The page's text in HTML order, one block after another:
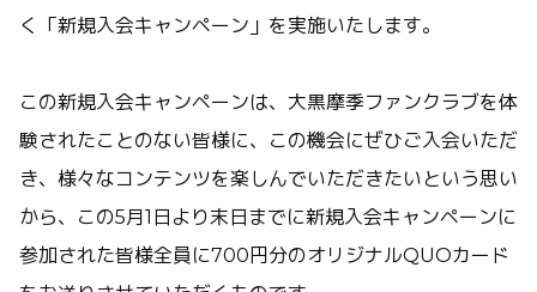
く「新規入会キャンペーン」を実施いたします。
この新規入会キャンペーンは、大黒摩季ファンクラブを体
験されたことのない皆様に、この機会にぜひご入会いただ
き、様々なコンテンツを楽しんでいただきたいという思い
から、この5月1日より末日までに新規入会キャンペーンに
参加された皆様全員に700円分のオリジナルQUOカード